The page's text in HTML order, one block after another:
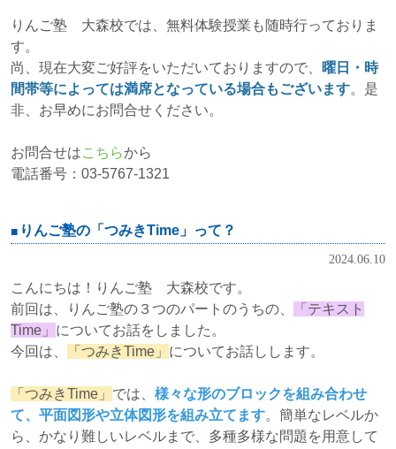
りんご塾 大森校では、無料体験授業も随時行っておりま
す。
尚、現在大変ご好評をいただいておりますので、
曜日・時
間帯等によっては満席となっている場合もございます。是
非、お早めにお問合せください。
お問合せはこちらから
電話番号：03-5767-1321
りんご塾の「つみきTime」って？
2024.06.10
こんにちは！りんご塾 大森校です。
前回は、りんご塾の３つのパートのうちの、
「テキスト
Time」 についてお話をしました。
今回は、
「つみきTime」 についてお話しします。
「つみきTime」 では、 様々な形のブロックを組み合わせ
て、平面図形や立体図形を組み立てます。簡単なレベルか
ら、かなり難しいレベルまで、多種多様な問題を用意して